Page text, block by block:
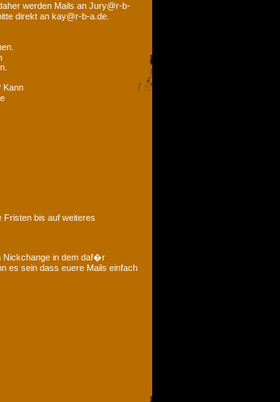
werden Mails an Jury@r-b-
direkt an kay@r-b-a.de.
Kann
Fristen bis auf weiteres
Nickchange in dem daf�r
es sein dass euere Mails einfach